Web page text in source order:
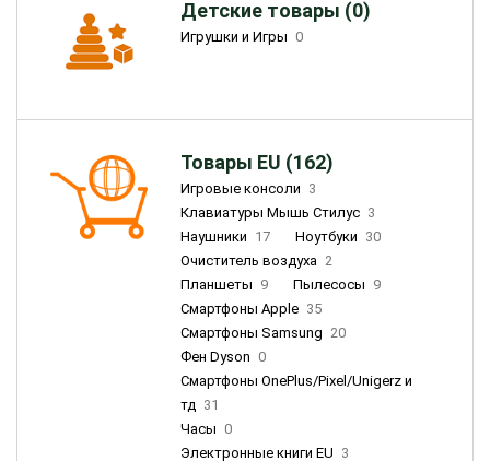
Детские товары (0)
Игрушки и Игры 0
Товары EU (162)
Игровые консоли 3
Клавиатуры Мышь Стилус 3
Наушники 17 Ноутбуки 30
Очиститель воздуха 2
Планшеты 9 Пылесосы 9
Смартфоны Apple 35
Смартфоны Samsung 20
Фен Dyson 0
Смартфоны OnePlus/Pixel/Unigerz и
тд 31
Часы 0
Электронные книги EU 3